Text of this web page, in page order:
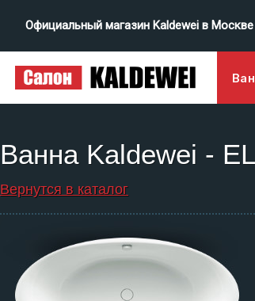
Официальный магазин Kaldewei в Москве
Ванна Kaldewei -
Вернутся в каталог